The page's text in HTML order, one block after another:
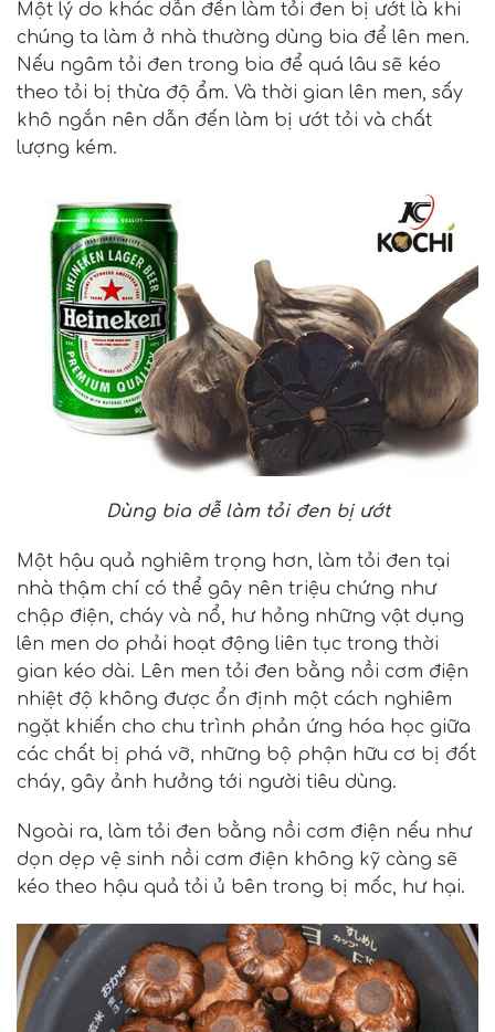
Một lý do khác dẫn đến làm tỏi đen bị ướt là khi
chúng ta làm ở nhà thường dùng bia để lên men.
Nếu ngâm tỏi đen trong bia để quá lâu sẽ kéo
theo tỏi bị thừa độ ẩm. Và thời gian lên men, sấy
khô ngắn nên dẫn đến làm bị ướt tỏi và chất
lượng kém.
Dùng bia dễ làm tỏi đen bị ướt
Một hậu quả nghiêm trọng hơn, làm tỏi đen tại
nhà thậm chí có thể gây nên triệu chứng như
chập điện, cháy và nổ, hư hỏng những vật dụng
lên men do phải hoạt động liên tục trong thời
gian kéo dài. Lên men tỏi đen bằng nồi cơm điện
nhiệt độ không được ổn định một cách nghiêm
ngặt khiến cho chu trình phản ứng hóa học giữa
các chất bị phá vỡ, những bộ phận hữu cơ bị đốt
cháy, gây ảnh hưởng tới người tiêu dùng.
Ngoài ra, làm tỏi đen bằng nồi cơm điện nếu như
dọn dẹp vệ sinh nồi cơm điện không kỹ càng sẽ
kéo theo hậu quả tỏi ủ bên trong bị mốc, hư hại.